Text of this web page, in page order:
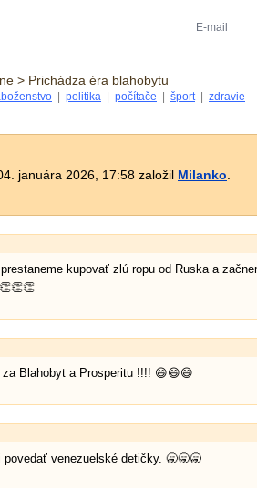
> Prichádza éra blahobytu
politika počítače šport| zdravie
januára 2026, 17:58 založil Milanko
kupovať zlú ropu od Ruska a
Blahobyt a Prosperitu !!!! 😄😄😄
venezuelské detičky. 🥱🥱🥱